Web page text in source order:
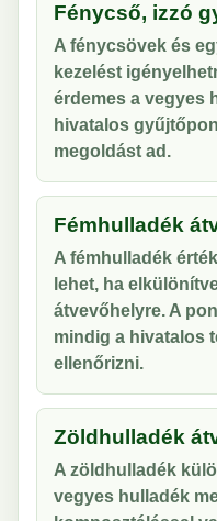
Fénycső, izzó
A fénycsövek és
kezelést
érdemes a vegyes
hivatalos
megoldást ad.
Fémhulladék
A fémhulladék
lehet, ha
átvevőhelyre. A
mindig a hivatalos
ellenőrizni.
Zöldhulladék
A zöldhulladék
vegyes hulladék